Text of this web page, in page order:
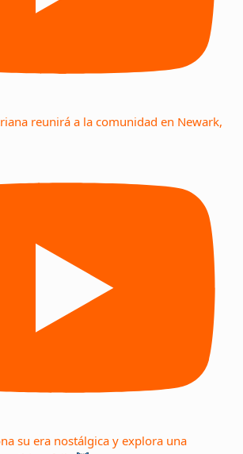
reunirá a la comunidad en Newark,
su era nostálgica y explora una